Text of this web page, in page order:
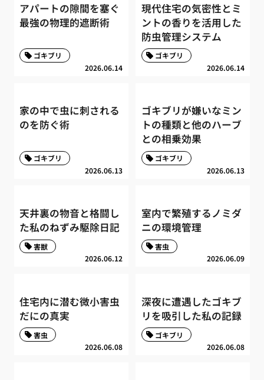
アパートの隙間を塞ぐ
最強の物理的遮断術
2026.06.14
ゴキブリ
現代住宅の気密性とミ
ントの香りを活用した
防虫管理システム
2026.06.14
ゴキブリ
家の中で虫に刺される
のを防ぐ術
2026.06.13
ゴキブリ
ゴキブリが嫌いなミン
トの種類と他のハーブ
との相乗効果
2026.06.13
ゴキブリ
天井裏の物音と格闘し
た私のねずみ駆除日記
2026.06.12
害獣
室内で繁殖するノミダ
ニの環境管理
2026.06.09
害虫
住宅内に潜む微小害虫
だにの真実
2026.06.08
害虫
深夜に遭遇したゴキブ
リを吸引した私の記録
2026.06.08
ゴキブリ